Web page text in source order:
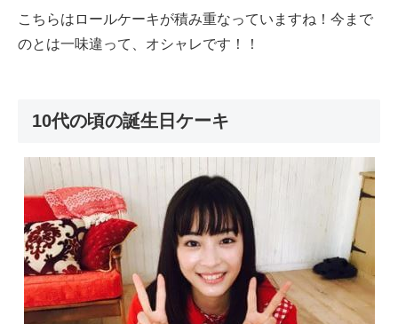
こちらはロールケーキが積み重なっていますね！今まで
のとは一味違って、オシャレです！！
10代の頃の誕生日ケーキ